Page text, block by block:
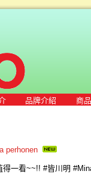
品牌介紹 商
perhonen
得一看~~!! #皆川明